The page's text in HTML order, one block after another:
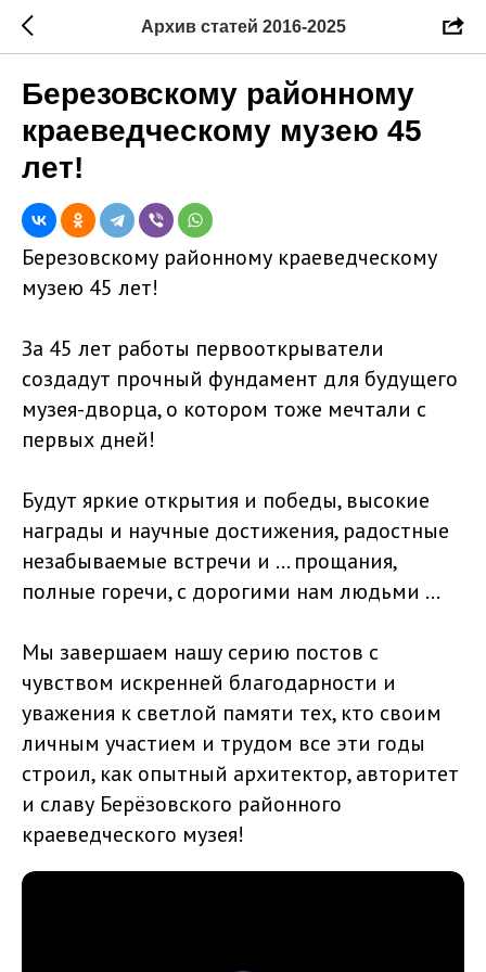
Архив статей 2016-2025
Березовскому районному
краеведческому музею 45
лет!
Березовскому районному краеведческому
музею 45 лет!
За 45 лет работы первооткрыватели
создадут прочный фундамент для будущего
музея-дворца, о котором тоже мечтали с
первых дней!
Будут яркие открытия и победы, высокие
награды и научные достижения, радостные
незабываемые встречи и … прощания,
полные горечи, с дорогими нам людьми …
Мы завершаем нашу серию постов с
чувством искренней благодарности и
уважения к светлой памяти тех, кто своим
личным участием и трудом все эти годы
строил, как опытный архитектор, авторитет
и славу Берёзовского районного
краеведческого музея!